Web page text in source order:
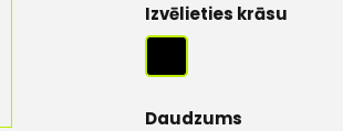
Izvēlieties krāsu
Daudzums